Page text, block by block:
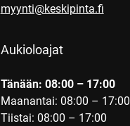
myynti@keskipinta.fi
Aukioloajat
Tänään: 08:00 – 17:00
Maanantai: 08:00 – 17:00
Tiistai: 08:00 – 17:00